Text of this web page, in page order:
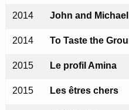
2014 John and Michael
2014 To Taste the
2015 Le profil Amina
2015 Les êtres chers